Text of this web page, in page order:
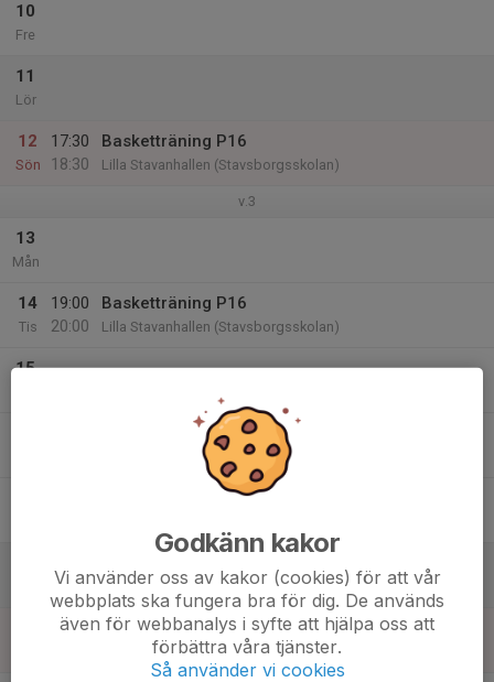
10
Fre
11
Lör
12
Sön
17:30
18:30
Basketträning P16
Lilla Stavanhallen (Stavsborgsskolan)
v.3
13
Mån
14
Tis
19:00
20:00
Basketträning P16
Lilla Stavanhallen (Stavsborgsskolan)
15
16:00
Stuvstahallen
17:30
Basketträning P16
Lilla Stavanhallen (Stavsborgsskolan)
Godkänn kakor
Vi använder oss av kakor (cookies) för att vår
webbplats ska fungera bra för dig. De används
även för webbanalys i syfte att hjälpa oss att
förbättra våra tjänster.
Så använder vi cookies